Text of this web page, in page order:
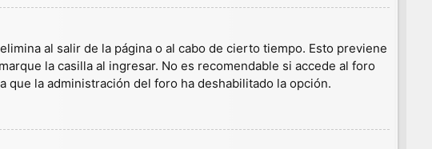
al salir de la página o al cabo de cierto tiempo. Esto previene
la casilla al ingresar. No es recomendable si accede al foro
la administración del foro ha deshabilitado la opción.